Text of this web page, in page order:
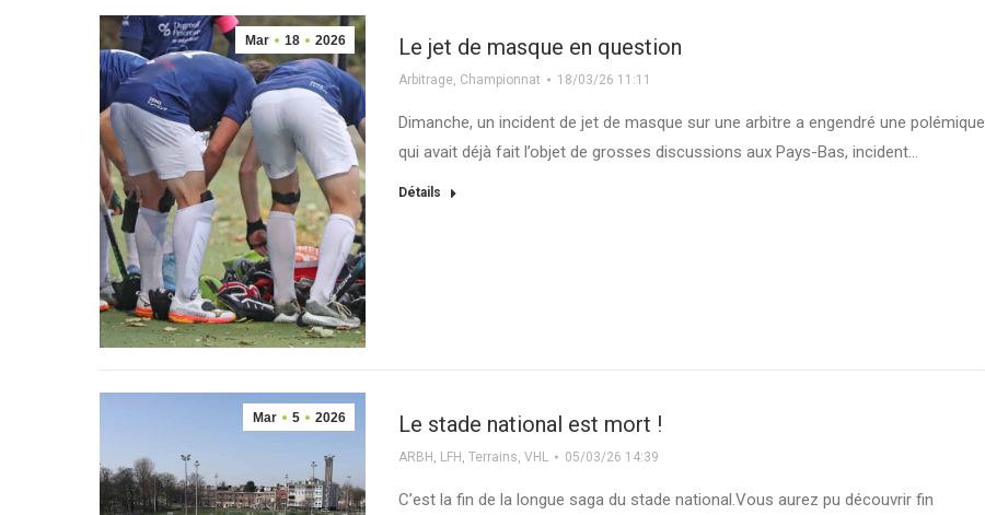
Mar 18 2026 Le jet de masque en question
Arbitrage Championnat 18/03/26 11:11
Dimanche, un incident de jet de masque sur une arbitre a engendré une polémique
qui avait déjà fait l’objet de grosses discussions aux Pays-Bas, incident…
Détails
Mar 5 2026 Le stade national est mort !
ARBH, LFH,Terrains,VHL 05/03/26 14:39
C’est la fin de la longue saga du stade national.Vous aurez pu découvrir fin